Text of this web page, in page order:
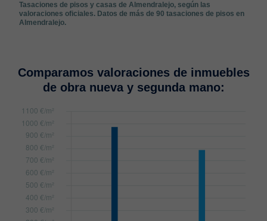
Tasaciones de pisos y casas de Almendralejo, según las
valoraciones oficiales. Datos de más de 90 tasaciones de pisos en
Almendralejo.
Comparamos valoraciones de inmuebles
de obra nueva y segunda mano: